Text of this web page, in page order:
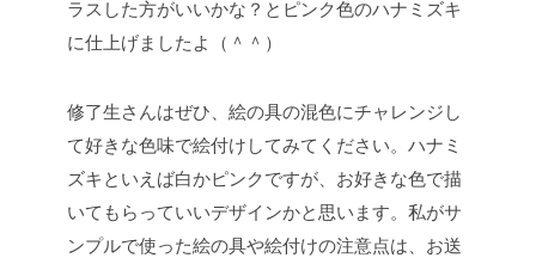
ラスした方がいいかな？とピンク色のハナミズキ
に仕上げましたよ（＾＾）
修了生さんはぜひ、絵の具の混色にチャレンジし
て好きな色味で絵付けしてみてください。ハナミ
ズキといえば白かピンクですが、お好きな色で描
いてもらっていいデザインかと思います。私がサ
ンプルで使った絵の具や絵付けの注意点は、お送